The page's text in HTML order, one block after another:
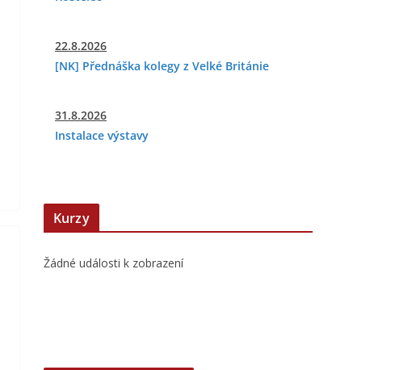
22.8.2026
[NK] Přednáška kolegy z Velké Británie
31.8.2026
Instalace výstavy
Kurzy
Žádné události k zobrazení